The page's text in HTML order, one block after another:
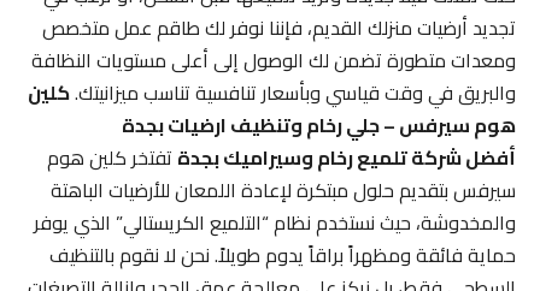
تجديد أرضيات منزلك القديم، فإننا نوفر لك طاقم عمل متخصص
ومعدات متطورة تضمن لك الوصول إلى أعلى مستويات النظافة
والبريق في وقت قياسي وبأسعار تنافسية تناسب ميزانيتك.كلين
هوم سيرفس – جلي رخام وتنظيف ارضيات بجدة
أفضل شركة تلميع رخام وسيراميك بجدةتفتخر كلين هوم
سيرفس بتقديم حلول مبتكرة لإعادة اللمعان للأرضيات الباهتة
والمخدوشة، حيث نستخدم نظام “التلميع الكريستالي” الذي يوفر
حماية فائقة ومظهراً براقاً يدوم طويلاً. نحن لا نقوم بالتنظيف